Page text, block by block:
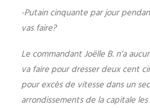
-Putain cinquante par jour
vas faire?
Le commandant Joëlle B. n’a
va faire pour dresser deux cent
pour excès de vitesse dans un
arrondissements de la capitale